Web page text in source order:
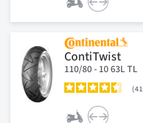
ContiTwist
110/80 - 10 63L TL
41